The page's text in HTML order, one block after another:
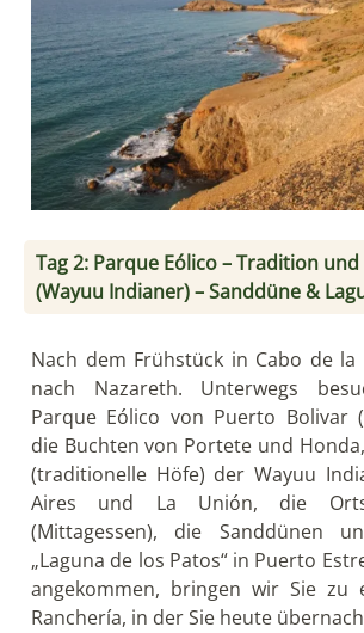
Tag 2: Parque Eólico – Tradition
(Wayuu Indianer) – Sanddüne &
Nach dem Frühstück in Cabo de la
nach Nazareth. Unterwegs
Parque Eólico von Puerto Bolivar
die Buchten von Portete und
(traditionelle Höfe) der Wayuu
Aires und La Unión, die
(Mittagessen), die Sanddünen
„Laguna de los Patos“ in Puerto
angekommen, bringen wir Sie zu
Ranchería, in der Sie heute